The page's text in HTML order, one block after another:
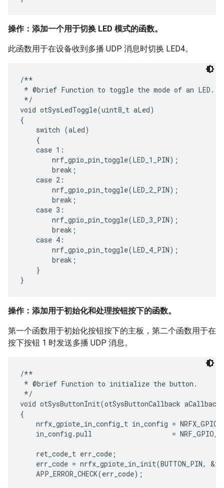
操作：添加一个用于切换 LED 模式的函数。
此函数用于在设备收到多播 UDP 消息时切换 LED4。
/**
* @brief Function to toggle the mode of an LED.
*/
void otSysLedToggle(uint8_t aLed)
{
    switch (aLed)
    {
    case 1:
        nrf_gpio_pin_toggle(LED_1_PIN);
        break;
    case 2:
        nrf_gpio_pin_toggle(LED_2_PIN);
        break;
    case 3:
        nrf_gpio_pin_toggle(LED_3_PIN);
        break;
    case 4:
        nrf_gpio_pin_toggle(LED_4_PIN);
        break;
    }
操作：添加用于初始化和处理按钮按下的函数。
第一个函数用于初始化按钮按下的主板，第二个函数用于在
按下按钮 1 时发送多播 UDP 消息。
/**
* @brief Function to initialize the button.
*/
void otSysButtonInit(otSysButtonCallback
{
nrfx_gpiote_in_config_t in_config =
in_config.pull                    =
    ret_code_t err_code;
err_code = nrfx_gpiote_in_init(BUTTON_PIN,
    APP_ERROR_CHECK(err_code);